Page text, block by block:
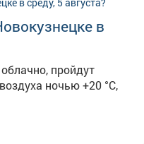
ветра до 14 м/с.
по области
И опять
Как сообщает
объявлено
6 августа местами
ливни и град,
в